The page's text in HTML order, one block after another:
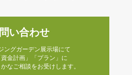
い合わせ
ングガーデン展示場にて
資金計画」「プラン」に
なご相談をお受けします。